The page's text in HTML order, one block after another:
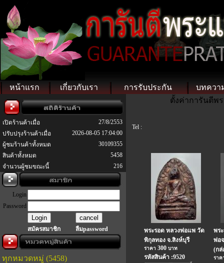
หน้าแรก เกี่ยวกับเรา การรับประกัน บทควา
เปิดร้านค้าเมื่อ
27/8/2553
ปรับปรุงร้านค้าเมื่อ
2026-08-05 17:04:00
ผู้ชมร้านค้าทั้งหมด
30109355
สินค้าทั้งหมด
5458
จำนวนผู้ชมขณะนี้
216
Login
Password
สมัครสมาชิก ลืมpassword
ทุกหมวดหมู่ (5458)
ตั้งค่าการันตีพร
Tel :
พระรอด หลวงพ่อแพ วัด
พิกุลทอง จ.สิงห์บุรี
ราคา 300 บาท
รหัสสินค้า :9520
พร
พ่อ
(กล่
รา